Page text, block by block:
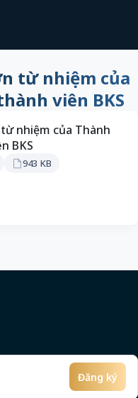
từ nhiệm của
viên BKS
nhiệm của Thành
BKS
943 KB
Đăng ký